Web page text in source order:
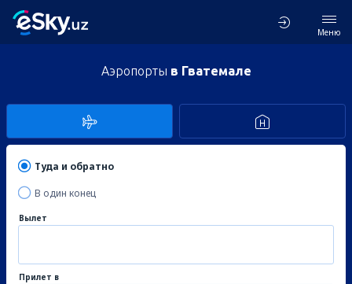
Меню
Аэропорты в Гватемале
Туда и обратно
В один конец
Вылет
Прилет в